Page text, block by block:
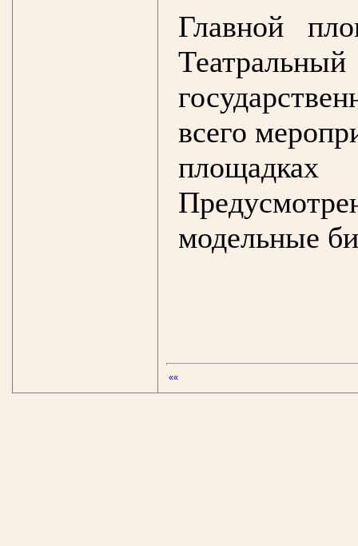
Главной
всего
модельные
««